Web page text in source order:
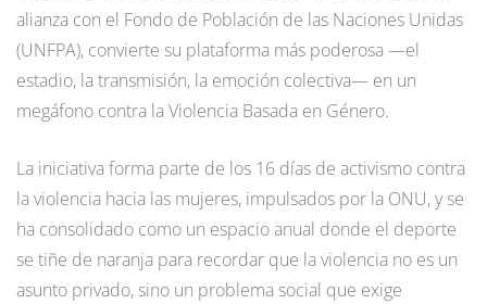
alianza con el Fondo de Población de las Naciones Unidas
(UNFPA), convierte su plataforma más poderosa —el
estadio, la transmisión, la emoción colectiva— en un
megáfono contra la Violencia Basada en Género.
La iniciativa forma parte de los 16 días de activismo contra
la violencia hacia las mujeres, impulsados por la ONU, y se
ha consolidado como un espacio anual donde el deporte
se tiñe de naranja para recordar que la violencia no es un
asunto privado, sino un problema social que exige